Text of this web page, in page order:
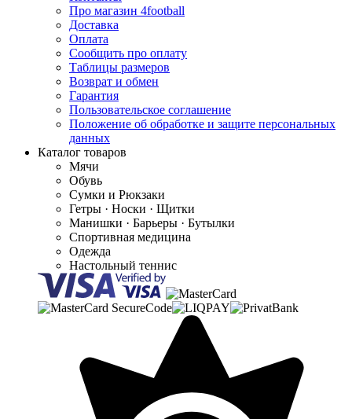
Про магазин 4football
Доставка
Оплата
Сообщить про оплату
Таблицы размеров
Возврат и обмен
Гарантия
Пользовательское соглашение
Положение об обработке и защите персональных
данных
Каталог товаров
Мячи
Обувь
Сумки и Рюкзаки
Гетры · Носки · Щитки
Манишки · Барьеры · Бутылки
Спортивная медицина
Одежда
Настольный теннис